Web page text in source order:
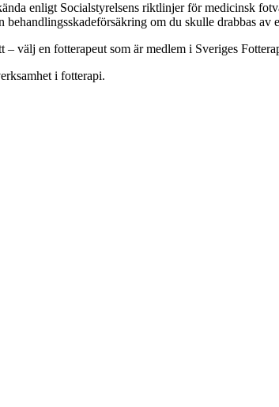
enligt Socialstyrelsens riktlinjer för medicinsk
behandlingsskadeförsäkring om du skulle drabbas
välj en fotterapeut som är medlem i Sveriges
i fotterapi.